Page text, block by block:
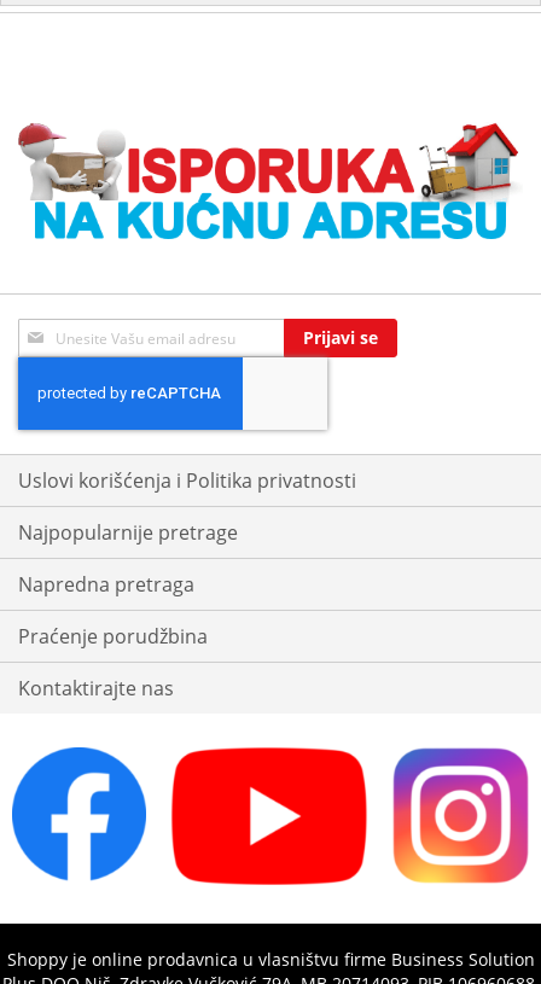
Sign
Up
Our
Newsletter:
Prijavi se
Uslovi korišćenja i Politika privatnosti
Najpopularnije pretrage
Napredna pretraga
Praćenje porudžbina
Kontaktirajte nas
Shoppy je online prodavnica u vlasništvu firme Business Solution